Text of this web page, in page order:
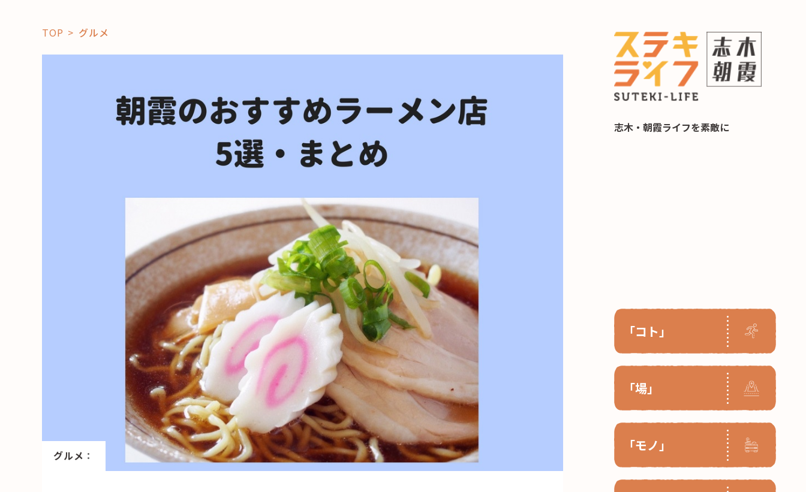
志木・朝霞ライフを素敵に
「コト」
「場」
「モノ」
「コト」
暮らし
HAREL
HAREL
活用事例
「モノ」
fleXe リノベ事例
「ひと」
協賛・協力店
コーディネーター紹介
これからの暮らし 住み替え相談
記事検索
TOP グルメ
グルメ ：